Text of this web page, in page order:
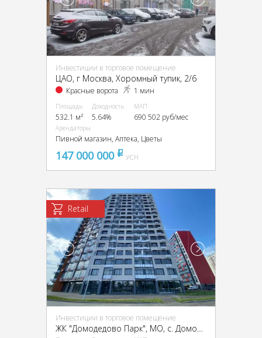
Инвестиции в торговое помещение
ЦАО, г Москва, Хоромный тупик, 2/6
Красные ворота 1 мин
Площадь
532.1 м²
Доходность
5.64%
МАП
690 502 руб/мес
Арендаторы
Пивной магазин, Аптека, Цветы
147 000 000 pуб
УСН
Retail
Инвестиции в торговое помещение
ЖК "Домодедово Парк", МО, с. Домодедово, Творчества ул.